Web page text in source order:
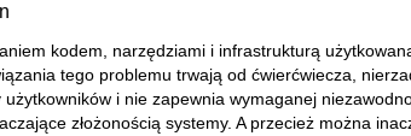
kodem, narzędziami i infrastrukturą
tego problemu trwają od ćwierćwiecza,
i nie zapewnia wymaganej
złożonością systemy. A przecież można